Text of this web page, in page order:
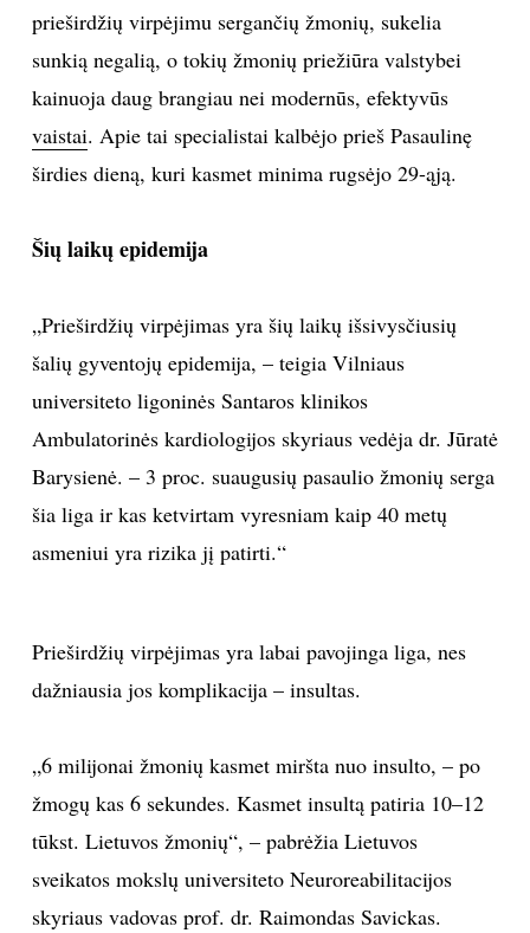
FOTOGRAFIJA
MENAS
ORAI
KNYGOS
NAMAI
VIRTUVĖ
VAIKAI
KONTAKTAI
PRIVATUMO POLITIKA
prieširdžių virpėjimu sergančių žmonių, sukelia
sunkią negalią, o tokių žmonių priežiūra valstybei
kainuoja daug brangiau nei modernūs, efektyvūs
vaistai. Apie tai specialistai kalbėjo prieš Pasaulinę
širdies dieną, kuri kasmet minima rugsėjo 29-ąją.
Šių laikų epidemija
„Prieširdžių virpėjimas yra šių laikų išsivysčiusių
šalių gyventojų epidemija, – teigia Vilniaus
universiteto ligoninės Santaros klinikos
Ambulatorinės kardiologijos skyriaus vedėja dr. Jūratė
Barysienė. – 3 proc. suaugusių pasaulio žmonių serga
šia liga ir kas ketvirtam vyresniam kaip 40 metų
asmeniui yra rizika jį patirti.“
Prieširdžių virpėjimas yra labai pavojinga liga, nes
dažniausia jos komplikacija – insultas.
„6 milijonai žmonių kasmet miršta nuo insulto, – po
žmogų kas 6 sekundes. Kasmet insultą patiria 10–12
tūkst. Lietuvos žmonių“, – pabrėžia Lietuvos
sveikatos mokslų universiteto Neuroreabilitacijos
skyriaus vadovas prof. dr. Raimondas Savickas.